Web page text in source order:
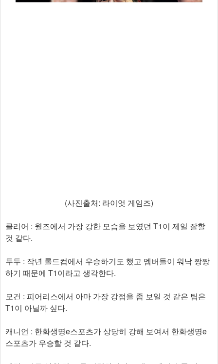
(사진출처: 라이엇 게임즈)
클리어 : 월즈에서 가장 강한 모습을 보였던 T1이 제일 잘할
것 같다.
두두 : 작년 롤드컵에서 우승하기도 했고 멤버들이 워낙 짱짱
하기 때문에 T1이라고 생각한다.
모건 : 피어리스에서 아마 가장 강점을 좀 보일 것 같은 팀은
T1이 아닐까 싶다.
캐니언 : 한화생명e스포츠가 상당히 강해 보여서 한화생명e
스포츠가 우승할 것 같다.